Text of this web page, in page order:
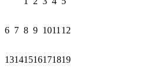
6 7 8 9 1011 12
13141516171819